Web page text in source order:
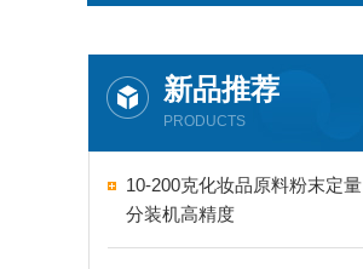
新品推荐
PRODUCTS
10-200克化妆品原料粉末定量
分装机高精度